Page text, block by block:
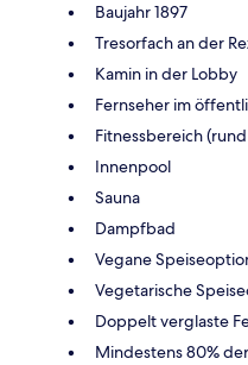
Baujahr 1897
Tresorfach an der
Kamin in der Lobby
Fernseher im
Fitnessbereich
Innenpool
Sauna
Dampfbad
Vegane
Vegetarische
Doppelt verglaste
Mindestens 80%